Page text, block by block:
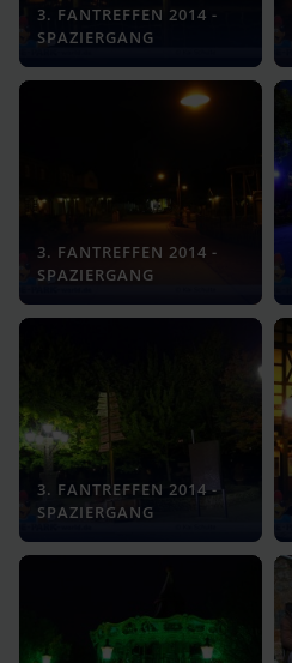
3. FANTREFFEN 2014 -
SPAZIERGANG
3. FANTREFFEN 2014 -
SPAZIERGANG
3. FANTREFFEN 2014 -
SPAZIERGANG